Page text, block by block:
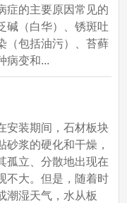
症的主要原因常见的
碱（白华）、锈斑吐
（包括油污）、苔藓
病变和...
安装期间，石材板块
浆的硬化和干燥，
孤立、分散地出现在
不大。但是，随着时
潮湿天气，水从板